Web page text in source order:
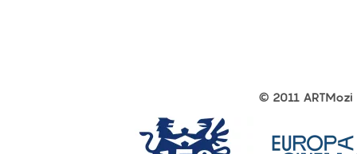
other
© 2011 ARTMozi